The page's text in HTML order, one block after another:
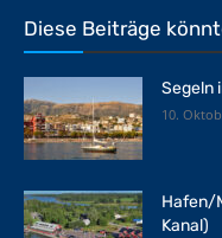
Diese Beiträge
Segeln
10.
Hafen/
Kanal)